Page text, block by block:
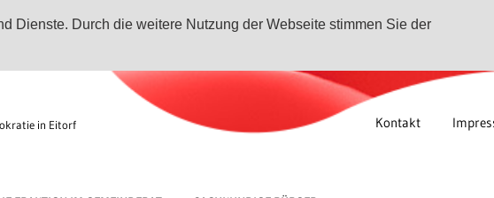
Dienste. Durch die weitere Nutzung der Webseite stimmen Sie der
in Eitorf Kontakt